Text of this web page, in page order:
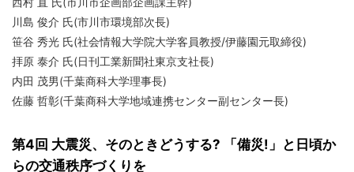
川島 俊介 氏(市川市環境部次長)
笹谷 秀光 氏(社会情報大学院大学客員教授/伊藤園元取締役)
拝原 泰介 氏(日刊工業新聞社東京支社長)
内田 茂男(千葉商科大学理事長)
佐藤 哲彰(千葉商科大学地域連携センター副センター長)
第4回 大震災、そのときどうする? 「備災!」と日頃か
らの交通秩序づくりを